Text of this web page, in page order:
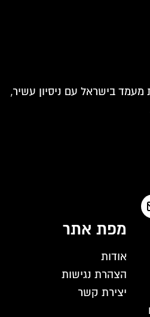
בישראל עם ניסיון עשיר,
מפת אתר
אודות
הצהרת נגישות
יצירת קשר